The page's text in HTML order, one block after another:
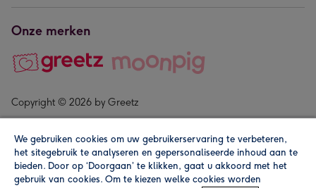
Onze merken
Copyright © 2026 by Greetz
We gebruiken cookies om uw gebruikerservaring te verbeteren,
het sitegebruik te analyseren en gepersonaliseerde inhoud aan te
bieden. Door op ‘Doorgaan’ te klikken, gaat u akkoord met het
gebruik van cookies. Om te kiezen welke cookies worden